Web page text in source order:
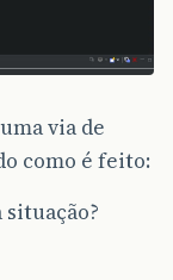
via de
como é feito: